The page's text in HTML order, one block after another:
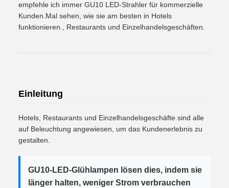
empfehle ich immer GU10 LED-Strahler für kommerzielle
Kunden.Mal sehen, wie sie am besten in Hotels
funktionieren., Restaurants und Einzelhandelsgeschäften.
Einleitung
Hotels, Restaurants und Einzelhandelsgeschäfte sind alle
auf Beleuchtung angewiesen, um das Kundenerlebnis zu
gestalten.
GU10-LED-Glühlampen lösen dies, indem sie
länger halten, weniger Strom verbrauchen